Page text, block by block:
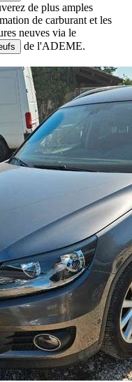
de plus amples
de carburant et les
neuves via le
de l'ADEME.